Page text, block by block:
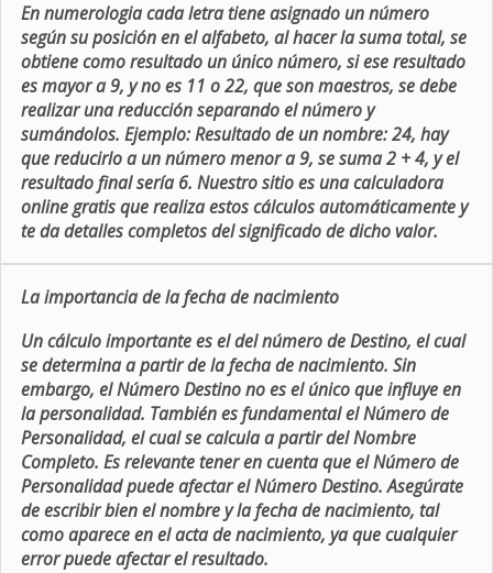
En numerologia cada letra tiene asignado un número
según su posición en el alfabeto, al hacer la suma total, se
obtiene como resultado un único número, si ese resultado
es mayor a 9, y no es 11 o 22, que son maestros, se debe
realizar una reducción separando el número y
sumándolos. Ejemplo: Resultado de un nombre: 24, hay
que reducirlo a un número menor a 9, se suma 2 + 4, y el
resultado final sería 6. Nuestro sitio es una calculadora
online gratis que realiza estos cálculos automáticamente y
te da detalles completos del significado de dicho valor.
La importancia de la fecha de nacimiento
Un cálculo importante es el del número de Destino, el cual
se determina a partir de la fecha de nacimiento. Sin
embargo, el Número Destino no es el único que influye en
la personalidad. También es fundamental el Número de
Personalidad, el cual se calcula a partir del Nombre
Completo. Es relevante tener en cuenta que el Número de
Personalidad puede afectar el Número Destino. Asegúrate
de escribir bien el nombre y la fecha de nacimiento, tal
como aparece en el acta de nacimiento, ya que cualquier
error puede afectar el resultado.